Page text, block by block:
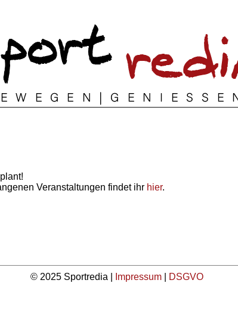
Veranstaltungen findet ihr hier.
© 2025 Sportredia | Impressum DSGVO